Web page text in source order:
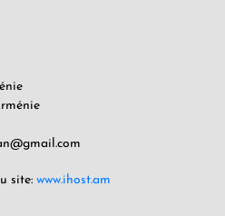
site: www.ihost.am